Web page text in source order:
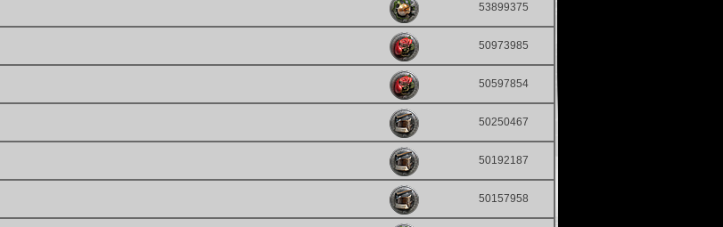
53899375
50973985
50597854
50250467
50192187
50157958